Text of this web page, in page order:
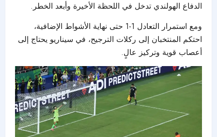
الدفاع الهولندي تدخل في اللحظة الأخيرة وأبعد الخطر.
ومع استمرار التعادل 1-1 حتى نهاية الأشواط الإضافية،
احتكم المنتخبان إلى ركلات الترجيح، في سيناريو يحتاج إلى
أعصاب قوية وتركيز عالٍ.